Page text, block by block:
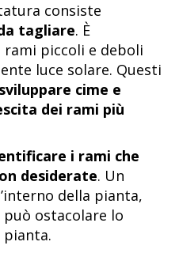
consiste
tagliare. È
rami piccoli e deboli
luce solare. Questi
cime e
dei rami più
i rami che
desiderate. Un
della pianta,
può ostacolare lo